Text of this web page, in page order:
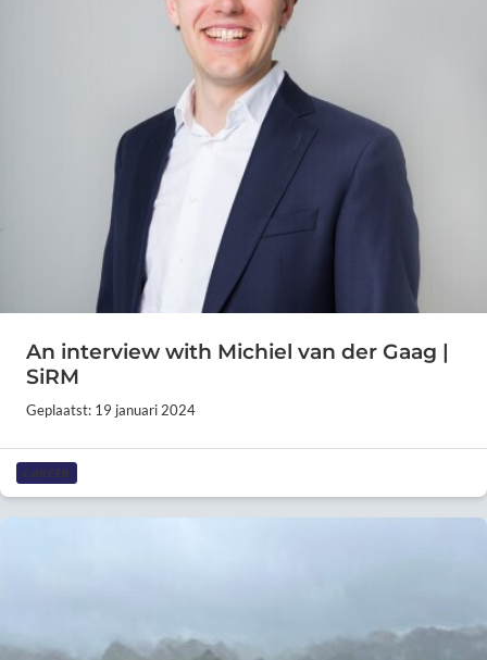
An interview with Michiel van der Gaag |
SiRM
Geplaatst: 19 januari 2024
CAREER